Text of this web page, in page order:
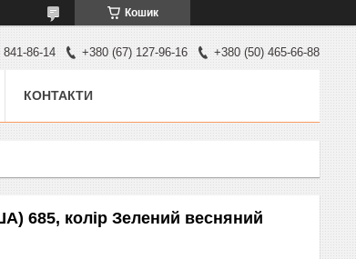
Кошик
86-14 +380 (67) 127-96-16 +380 (50) 465-66-88
КОНТАКТИ
685, колір Зелений весняний